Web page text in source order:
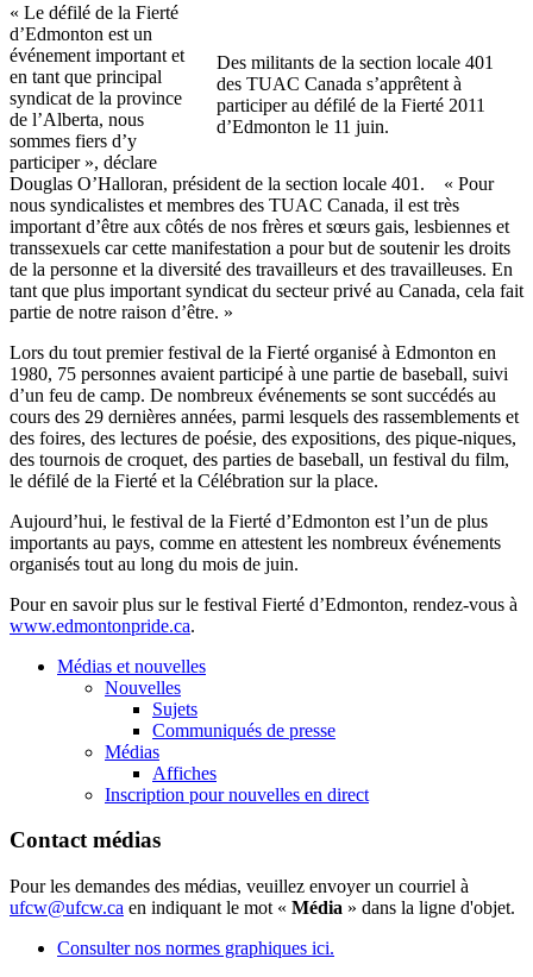
Des militants de la section locale 401
des TUAC Canada s’apprêtent à
participer au défilé de la Fierté 2011
d’Edmonton le 11 juin.
« Le défilé de la Fierté
d’Edmonton est un
événement important et
en tant que principal
syndicat de la province
de l’Alberta, nous
sommes fiers d’y
participer », déclare
Douglas O’Halloran, président de la section locale 401. « Pour
nous syndicalistes et membres des TUAC Canada, il est très
important d’être aux côtés de nos frères et sœurs gais, lesbiennes et
transsexuels car cette manifestation a pour but de soutenir les droits
de la personne et la diversité des travailleurs et des travailleuses. En
tant que plus important syndicat du secteur privé au Canada, cela fait
partie de notre raison d’être. »
Lors du tout premier festival de la Fierté organisé à Edmonton en
1980, 75 personnes avaient participé à une partie de baseball, suivi
d’un feu de camp. De nombreux événements se sont succédés au
cours des 29 dernières années, parmi lesquels des rassemblements et
des foires, des lectures de poésie, des expositions, des pique-niques,
des tournois de croquet, des parties de baseball, un festival du film,
le défilé de la Fierté et la Célébration sur la place.
Aujourd’hui, le festival de la Fierté d’Edmonton est l’un de plus
importants au pays, comme en attestent les nombreux événements
organisés tout au long du mois de juin.
Pour en savoir plus sur le festival Fierté d’Edmonton, rendez-vous à
www.edmontonpride.ca.
Médias et nouvelles
Nouvelles
Sujets
Communiqués de presse
Médias
Affiches
Inscription pour nouvelles en direct
Contact médias
Pour les demandes des médias, veuillez envoyer un courriel à
ufcw@ufcw.ca en indiquant le mot « Média » dans la ligne d'objet.
Consulter nos normes graphiques ici.